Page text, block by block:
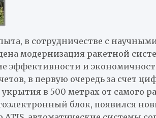
в сотрудничестве с
модернизация ракетной
эффективности и
в первую очередь за счет
в 500 метрах от самого
блок, появился